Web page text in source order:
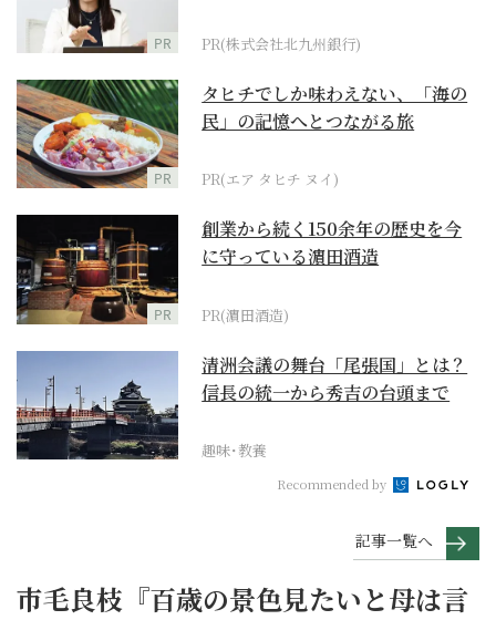
PR PR(株式会社北九州銀行)
PR
タヒチでしか味わえない、「海の
民」の記憶へとつながる旅
PR(エア タヒチ ヌイ)
PR
創業から続く150余年の歴史を今
に守っている濵田酒造
PR(濵田酒造)
清洲会議の舞台「尾張国」とは？
信長の統一から秀吉の台頭まで
趣味･教養
Recommended by
記事一覧へ
市毛良枝『百歳の景色見たいと母は言